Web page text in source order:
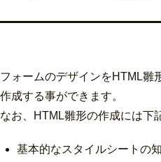
フォームのデザインをHTML雛
作成する事ができます。
なお、HTML雛形の作成には下
基本的なスタイルシートの